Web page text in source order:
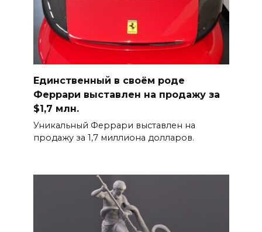
Единственный в своём роде
Феррари выставлен на продажу за
$1,7 млн.
Уникальный Феррари выставлен на
продажу за 1,7 миллиона долларов.